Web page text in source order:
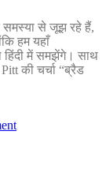
समस्या से जूझ रहे हैं,
हम यहाँ
हिंदी में समझेंगे। साथ
की चर्चा “ब्रैड